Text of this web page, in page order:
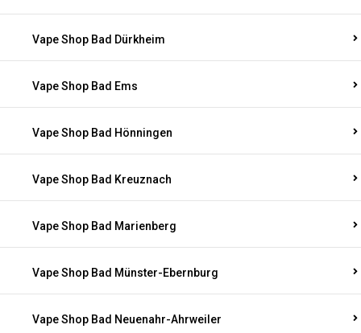
Vape Shop Bad Dürkheim
Vape Shop Bad Ems
Vape Shop Bad Hönningen
Vape Shop Bad Kreuznach
Vape Shop Bad Marienberg
Vape Shop Bad Münster-Ebernburg
Vape Shop Bad Neuenahr-Ahrweiler